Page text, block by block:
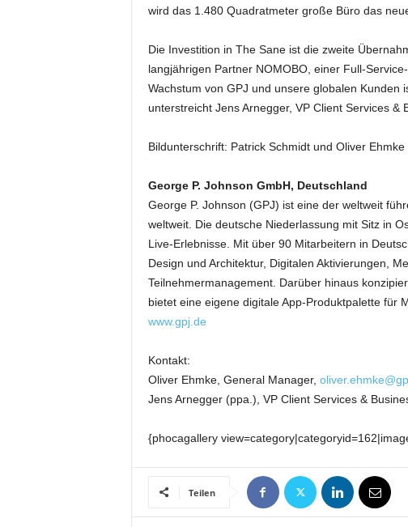
wird das 1.480 Quadratmeter große Büro das
Die Investition in The Sane ist die zweite
langjährigen Partner NOMOBO, einer Full-
Wachstum von GPJ und unsere globalen Kunden
unterstreicht Jens Arnegger, VP Client Services &
Bildunterschrift: Patrick Schmidt und Oliver
George P. Johnson GmbH, Deutschland
George P. Johnson (GPJ) ist eine der weltweit
weltweit. Die deutsche Niederlassung mit Sitz in
Live-Erlebnisse. Mit über 90 Mitarbeitern in
Design und Architektur, Digitalen Aktivierungen,
Teilnehmermanagement. Darüber hinaus
bietet eine eigene digitale App-Produktpalette für
www.gpj.de
Kontakt:
Oliver Ehmke, General Manager,
Jens Arnegger (ppa.), VP Client Services &
{phocagallery
Teilen